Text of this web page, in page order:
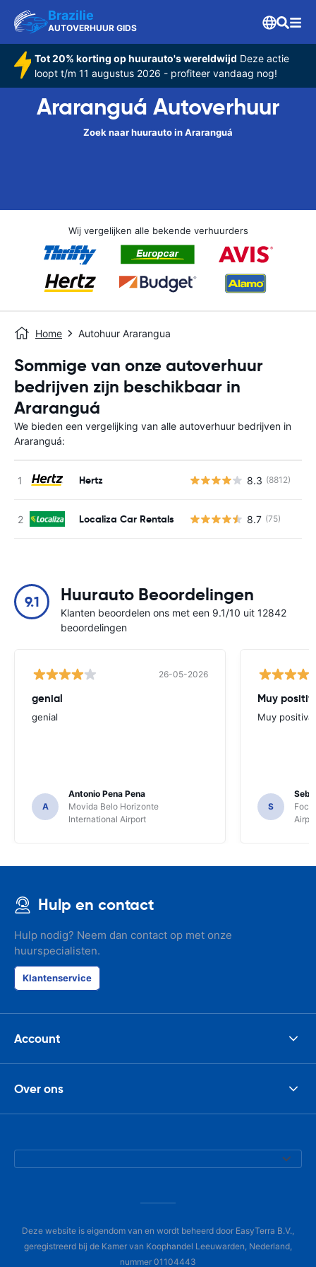
Brazilie
AUTOVERHUUR GIDS
Tot 20% korting op huurauto's wereldwijd Deze actie
loopt t/m 11 augustus 2026 - profiteer vandaag nog!
Araranguá Autoverhuur
Zoek naar huurauto in Araranguá
Wij vergelijken alle bekende verhuurders
Home Autohuur Ararangua
Sommige van onze autoverhuur
bedrijven zijn beschikbaar in
Araranguá
We bieden een vergelijking van alle autoverhuur bedrijven in
Araranguá:
Hertz 8.3 (8812)
Localiza Car Rentals 8.7 (75)
9.1 Huurauto Beoordelingen
Klanten beoordelen ons met een 9.1/10 uit 12842
beoordelingen
26-05-2026
genial
genial
A
Antonio Pena Pena
Movida Belo Horizonte
International Airport
Muy
Muy positiva
S
Foco
Hulp en contact
Hulp nodig? Neem dan contact op met onze
huurspecialisten.
Klantenservice
Account
Over ons
Deze website is eigendom van en wordt beheerd door EasyTerra B.V.,
geregistreerd bij de Kamer van Koophandel Leeuwarden, Nederland,
nummer 01104443